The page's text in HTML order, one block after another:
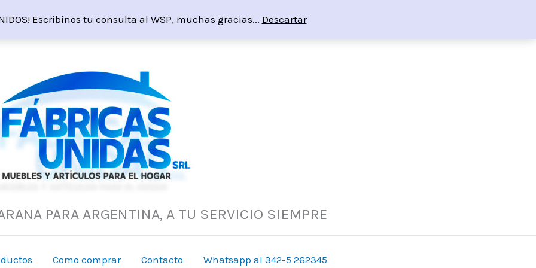
Escribinos tu consulta al WSP, muchas gracias... Descartar
PARA ARGENTINA, A TU SERVICIO SIEMPRE
Como comprar Contacto Whatsapp al 342-5 262345